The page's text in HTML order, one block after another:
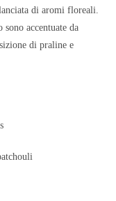
di aromi floreali.
accentuate da
di praline e